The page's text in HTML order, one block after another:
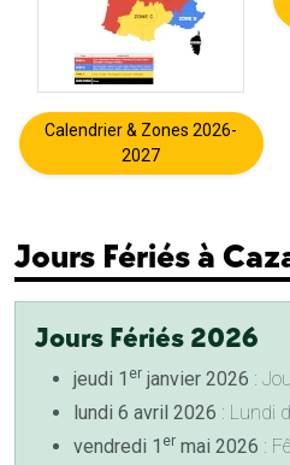
Calendrier & Zones 2026-
2027
Jours Fériés à
Jours Fériés 2026
jeudi 1 er janvier 2026 :
lundi 6 avril 2026 : Lundi
vendredi 1 er mai 2026 :